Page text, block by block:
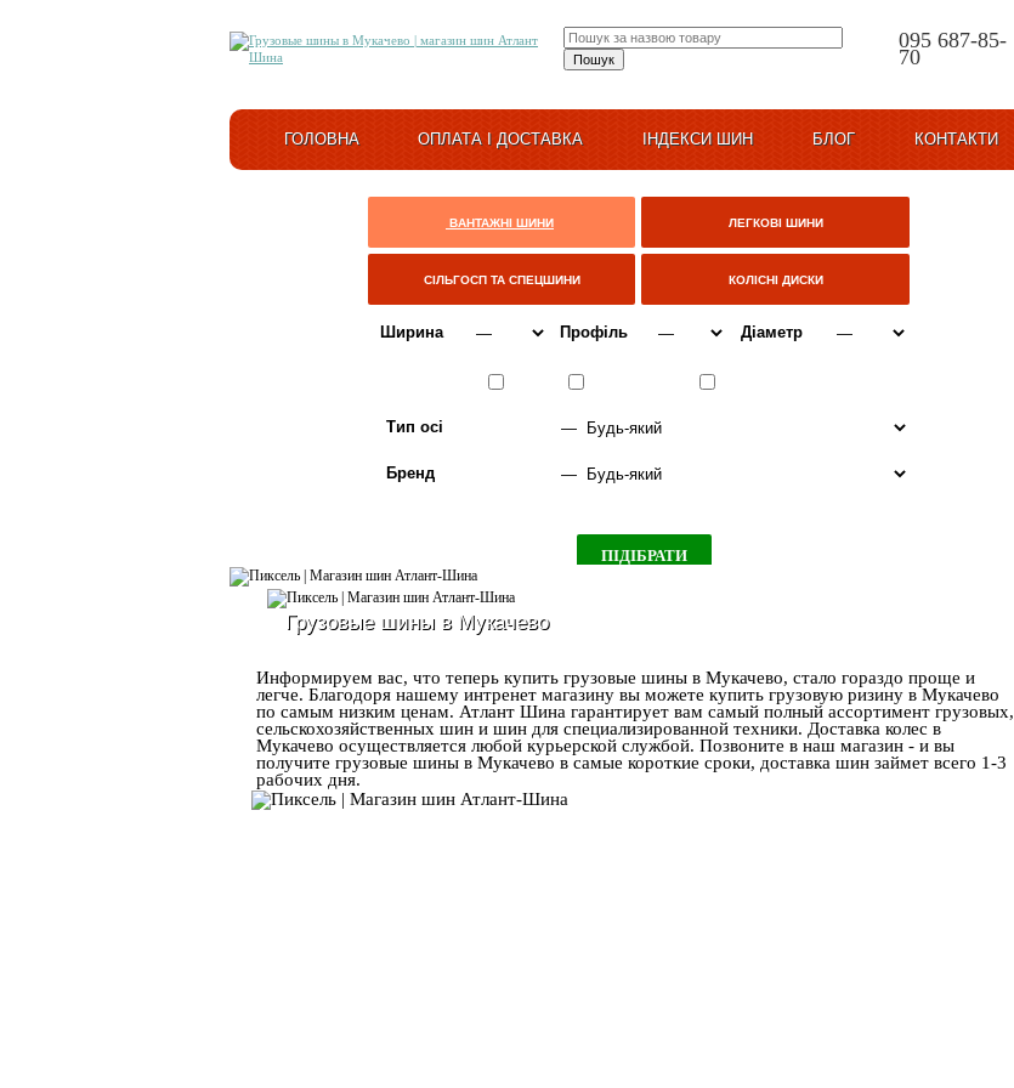
095 687-85-
70
ГОЛОВНА ОПЛАТА І ДОСТАВКА ІНДЕКСИ ШИН БЛОГ КОНТАКТИ
ВАНТАЖНІ ШИНИ ЛЕГКОВІ ШИНИ
СІЛЬГОСП ТА СПЕЦШИНИ КОЛІСНІ ДИСКИ
Ширина Профіль Діаметр
Тип осі
Бренд
Грузовые шины в Мукачево
Информируем вас, что теперь купить грузовые шины в Мукачево, стало гораздо проще и
легче. Благодоря нашему интренет магазину вы можете купить грузовую ризину в Мукачево
по самым низким ценам. Атлант Шина гарантирует вам самый полный ассортимент грузовых,
сельскохозяйственных шин и шин для специализированной техники. Доставка колес в
Мукачево осуществляется любой курьерской службой. Позвоните в наш магазин - и вы
получите грузовые шины в Мукачево в самые короткие сроки, доставка шин займет всего 1-3
рабочих дня.